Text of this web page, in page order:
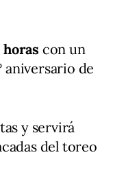
horas con un
aniversario de
y servirá
del toreo